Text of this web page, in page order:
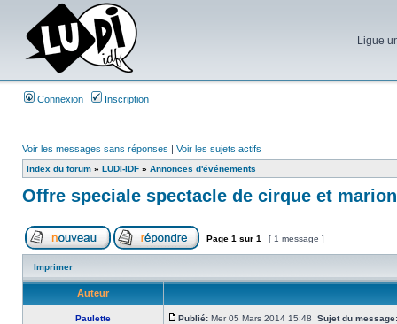
Ligue
Connexion Inscription
Voir les messages sans réponses | Voir les sujets actifs
Index du forum » LUDI-IDF » Annonces d'événements
Offre speciale spectacle de cirque et
Page 1 sur 1 [ 1 message ]
Imprimer
Auteur
Paulette Publié: Mer 05 Mars 2014 15:48 Sujet du message: